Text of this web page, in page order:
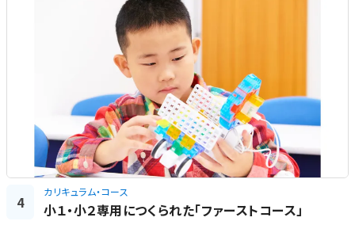
4
カリキュラム・コース
小１・小２専用につくられた「ファーストコース」